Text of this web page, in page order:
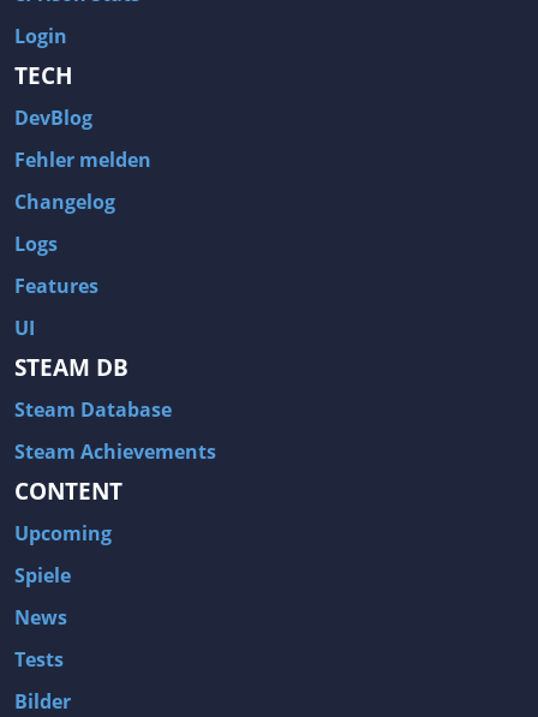
Login
TECH
DevBlog
Fehler melden
Changelog
Logs
Features
UI
STEAM DB
Steam Database
Steam Achievements
CONTENT
Upcoming
Spiele
News
Tests
Bilder